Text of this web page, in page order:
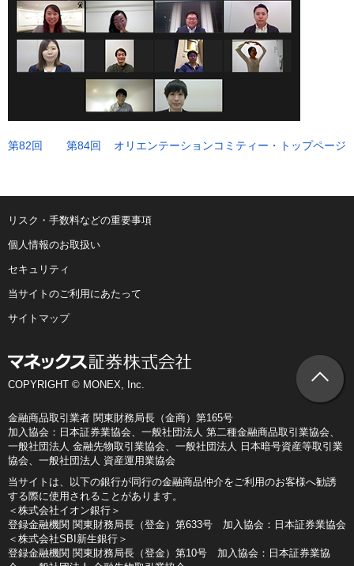
第82回 第84回 オリエンテーションコミティー・トップページ
リスク・手数料などの重要事項
個人情報のお取扱い
セキュリティ
当サイトのご利用にあたって
サイトマップ
COPYRIGHT © MONEX, Inc.
金融商品取引業者 関東財務局長（金商）第165号
加入協会：日本証券業協会、一般社団法人 第二種金融商品取引業協会、
一般社団法人 金融先物取引業協会、一般社団法人 日本暗号資産等取引業
協会、一般社団法人 資産運用業協会
当サイトは、以下の銀行が同行の金融商品仲介をご利用のお客様へ勧誘
する際に使用されることがあります。
＜株式会社イオン銀行＞
登録金融機関 関東財務局長（登金）第633号 加入協会：日本証券業協会
＜株式会社SBI新生銀行＞
登録金融機関 関東財務局長（登金）第10号 加入協会：日本証券業協